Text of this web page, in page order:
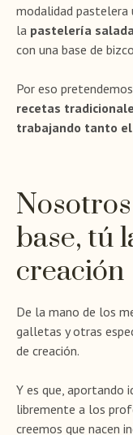
modalidad pastelera
la pastelería salada
con una base de
Por eso
recetas
trabajando tanto
base, tú
creación
De la mano de los
galletas y otras
de creación.
Y es que, aportando
libremente a los
creemos que nacen